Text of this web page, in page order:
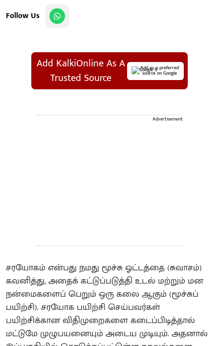
Follow Us
Add KalkiOnline As A
Trusted Source
Add as a preferred
source on Google
Advertisement
சரயோகம் என்பது நமது மூச்சு ஓட்டத்தை (சுவாசம்)
கவனித்து, அதைக் கட்டுப்படுத்தி உடல் மற்றும் மன
நன்மைகளைப் பெறும் ஒரு கலை ஆகும் (மூச்சுப்
பயிற்சி). சரயோக பயிற்சி செய்பவர்கள்
பயிற்சிக்கான விதிமுறைகளை கடைப்பிடித்தால்
மட்டுமே முழுபயனையும் அடைய முடியும். அதனால்